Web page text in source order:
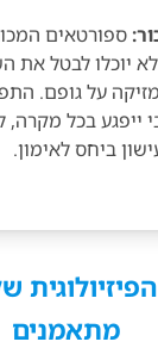
ספורטאים
לא יוכלו לבטל את
על גופם.
ייפגע בכל
ביחס לאימון.
מתאמנים